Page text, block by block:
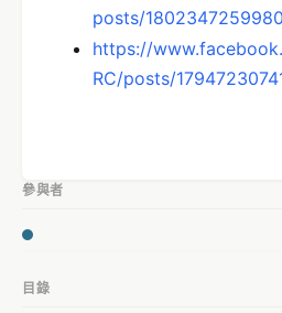
posts/
https://
RC/posts/
參與者
目錄